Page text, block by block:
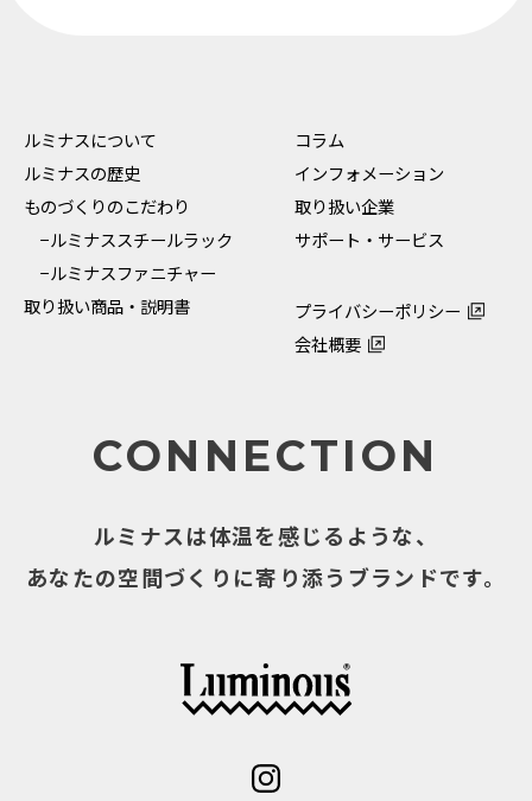
ルミナスについて
ルミナスの歴史
ものづくりのこだわり
−ルミナススチールラック
−ルミナスファニチャー
取り扱い商品・説明書
コラム
インフォメーション
取り扱い企業
サポート・サービス
プライバシーポリシー
会社概要
CONNECTION
ルミナスは体温を感じるような、
あなたの空間づくりに寄り添うブランドです。